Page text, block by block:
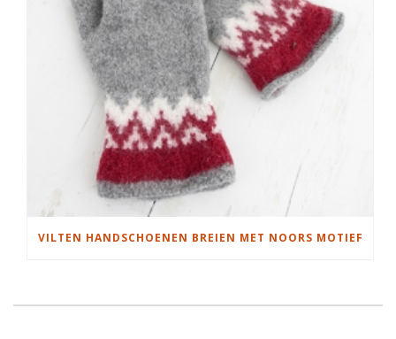
VILTEN HANDSCHOENEN BREIEN MET NOORS MOTIEF